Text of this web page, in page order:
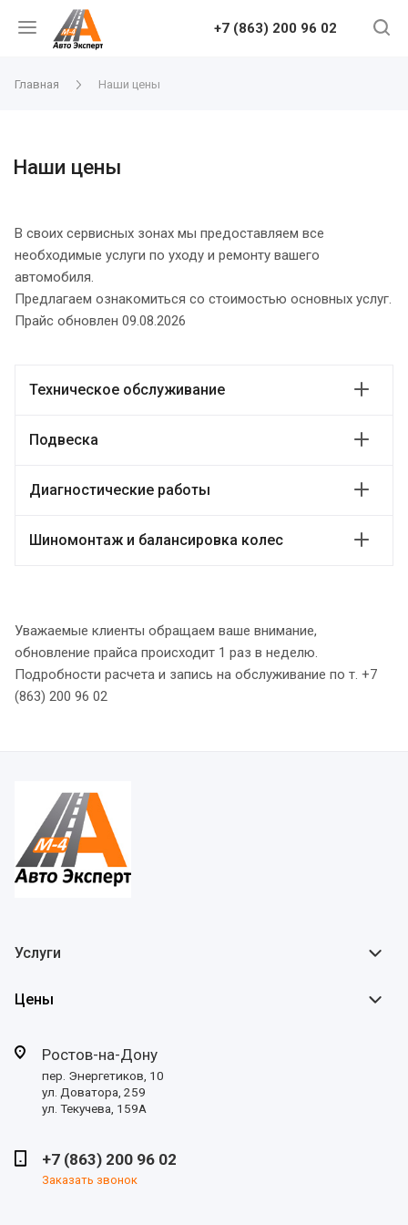
+7 (863) 200 96 02
Главная Наши цены
Наши цены
В своих сервисных зонах мы предоставляем все
необходимые услуги по уходу и ремонту вашего
автомобиля.
Предлагаем ознакомиться со стоимостью основных услуг.
Прайс обновлен 09.08.2026
Техническое обслуживание
Подвеска
Диагностические работы
Шиномонтаж и балансировка колес
Уважаемые клиенты обращаем ваше внимание,
обновление прайса происходит 1 раз в неделю.
Подробности расчета и запись на обслуживание по т. +7
(863) 200 96 02
Услуги
Цены
Ростов-на-Дону
пер. Энергетиков, 10
ул. Доватора, 259
ул. Текучева, 159А
+7 (863) 200 96 02
Заказать звонок